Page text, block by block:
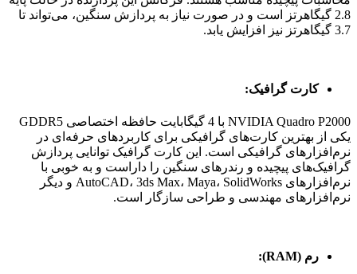
2.8 گیگاهرتز است و در صورت نیاز به پردازش سنگین، می‌تواند تا
3.7 گیگاهرتز نیز افزایش یابد.
کارت گرافیک:
NVIDIA Quadro P2000 با 4 گیگابایت حافظه اختصاصی GDDR5
یکی از بهترین کارت‌های گرافیکی برای کاربردهای حرفه‌ای در
نرم‌افزارهای گرافیکی است. این کارت گرافیک توانایی پردازش
گرافیک‌های پیچیده و رندرهای سنگین را داراست و به خوبی با
نرم‌افزارهای AutoCAD، 3ds Max، Maya، SolidWorks و دیگر
نرم‌افزارهای مهندسی و طراحی سازگار است.
رم (RAM):